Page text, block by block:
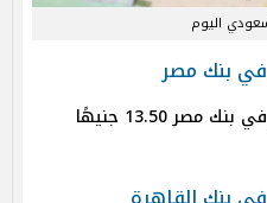
اليوم
في بنك مصر
بلغ سعر الريال السعودي اليوم في بنك مصر 13.50 جنيهًا